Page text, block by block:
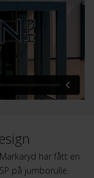
har fått en
på jumborulle.